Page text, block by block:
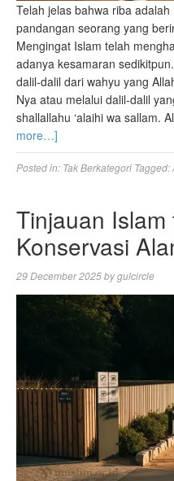
Telah jelas bahwa riba
pandangan seorang yang
Mengingat Islam telah
adanya kesamaran
dalil-dalil dari wahyu yang
Nya atau melalui dalil-dalil
shallallahu ‘alaihi wa sallam.
more…]
Posted in: Tak Berkategori Tagged:
Tinjauan Islam
Konservasi
29 December 2025bygulcircle